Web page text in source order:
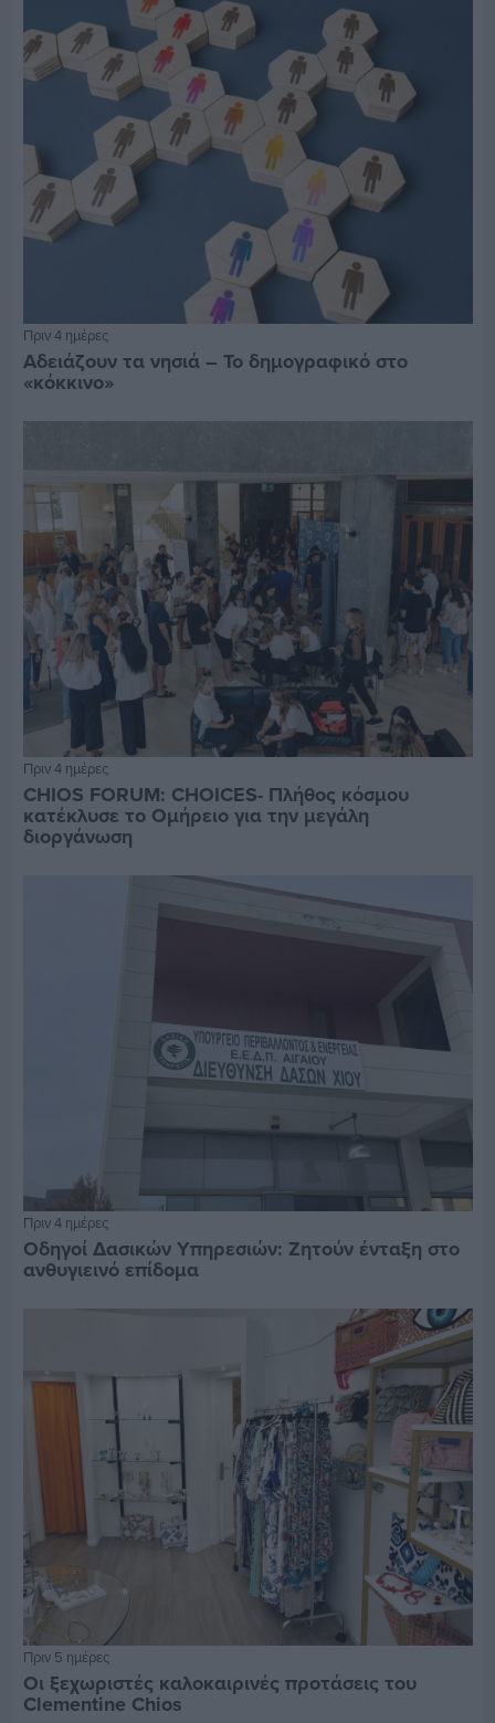
Πριν 4 ημέρες
Αδειάζουν τα νησιά – Το δημογραφικό στο
«κόκκινο»
Πριν 4 ημέρες
CHIOS FORUM: CHOICES- Πλήθος κόσμου
κατέκλυσε το Ομήρειο για την μεγάλη
διοργάνωση
Πριν 4 ημέρες
Οδηγοί Δασικών Υπηρεσιών: Ζητούν ένταξη στο
ανθυγιεινό επίδομα
Πριν 5 ημέρες
Οι ξεχωριστές καλοκαιρινές προτάσεις του
Clementine Chios